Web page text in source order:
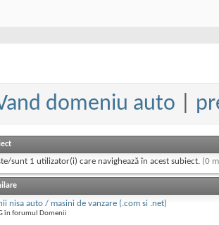
domeniu auto
sunt 1 utilizator(i) care navighează în acest subiect. (0
nisa auto / masini de vanzare (.com si .net)
în forumul Domenii